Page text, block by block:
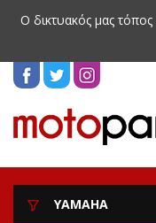
Ο δικτυακός μας
YAMAHA